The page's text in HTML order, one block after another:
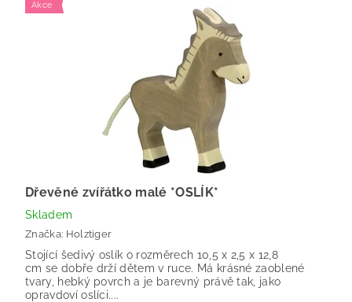
Akce
Dřevěné zvířátko malé *OSLÍK*
Skladem
Značka: Holztiger
Stojící šedivý oslík o rozměrech 10,5 x 2,5 x 12,8
cm se dobře drží dětem v ruce. Má krásné zaoblené
tvary, hebký povrch a je barevný právě tak, jako
opravdoví oslíci....